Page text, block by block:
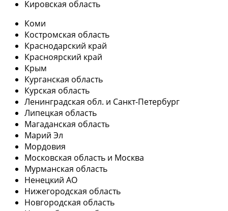
Кировская область
Коми
Костромская область
Краснодарский край
Красноярский край
Крым
Курганская область
Курская область
Ленинградская обл. и Санкт-Петербург
Липецкая область
Магаданская область
Марий Эл
Мордовия
Московская область и Москва
Мурманская область
Ненецкий АО
Нижегородская область
Новгородская область